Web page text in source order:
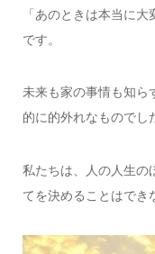
「あのときは本当に
です。
未来も家の事情も知ら
的に的外れなものでし
私たちは、人の人生の
てを決めることはでき